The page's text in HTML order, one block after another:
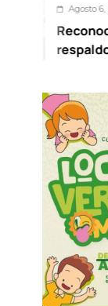
gobernadora
al Plan de la